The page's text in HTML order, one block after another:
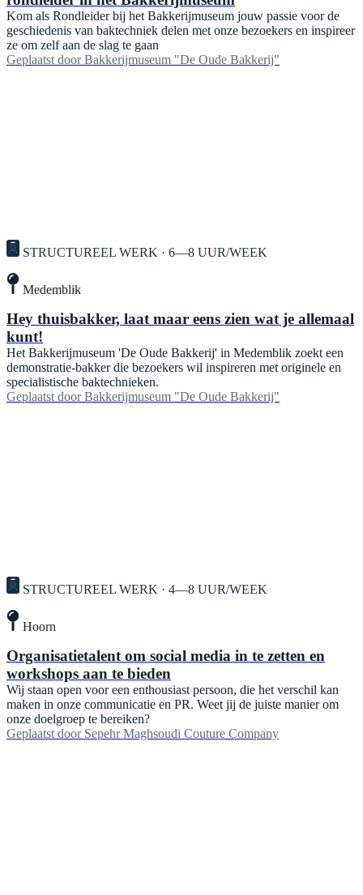
Kom als Rondleider bij het Bakkerijmuseum jouw passie voor de
geschiedenis van baktechniek delen met onze bezoekers en inspireer
ze om zelf aan de slag te gaan
Geplaatst door Bakkerijmuseum "De Oude Bakkerij"
STRUCTUREEL WERK · 6—8 UUR/WEEK
Medemblik
Hey thuisbakker, laat maar eens zien wat je allemaal
kunt!
Het Bakkerijmuseum 'De Oude Bakkerij' in Medemblik zoekt een
demonstratie-bakker die bezoekers wil inspireren met originele en
specialistische baktechnieken.
Geplaatst door Bakkerijmuseum "De Oude Bakkerij"
STRUCTUREEL WERK · 4—8 UUR/WEEK
Hoorn
Organisatietalent om social media in te zetten en
workshops aan te bieden
Wij staan open voor een enthousiast persoon, die het verschil kan
maken in onze communicatie en PR. Weet jij de juiste manier om
onze doelgroep te bereiken?
Geplaatst door Sepehr Maghsoudi Couture Company